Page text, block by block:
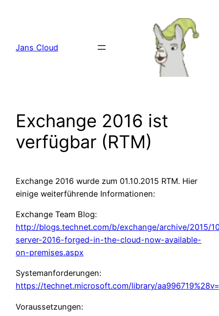
Jans Cloud
Exchange 2016 ist
verfügbar (RTM)
Exchange 2016 wurde zum 01.10.2015 RTM. Hier
einige weiterführende Informationen:
Exchange Team Blog:
http://blogs.technet.com/b/exchange/archive/2015/
server-2016-forged-in-the-cloud-now-available-
on-premises.aspx
Systemanforderungen:
https://technet.microsoft.com/library/
Voraussetzungen: